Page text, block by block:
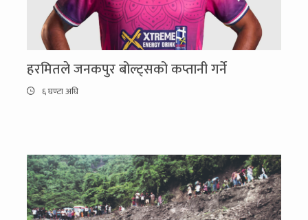
हरमितले जनकपुर बोल्ट्सको कप्तानी गर्ने
६ घण्टा अघि